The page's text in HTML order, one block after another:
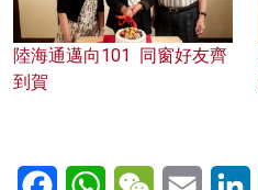
陸海通邁向101 同窗好友齊
到賀
FacebookWhatsAppWeChatEmail